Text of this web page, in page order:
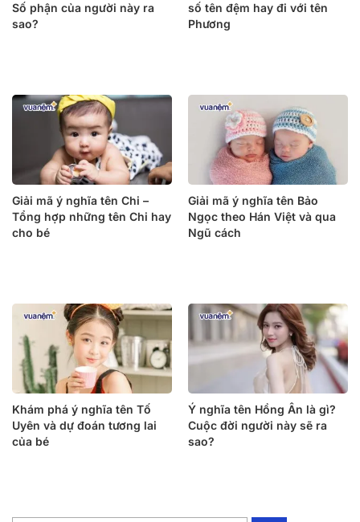
Số phận của người này ra
sao?
số tên đệm hay đi với tên
Phương
Giải mã ý nghĩa tên Chi –
Tổng hợp những tên Chi hay
cho bé
Giải mã ý nghĩa tên Bảo
Ngọc theo Hán Việt và qua
Ngũ cách
Khám phá ý nghĩa tên Tố
Uyên và dự đoán tương lai
của bé
Ý nghĩa tên Hồng Ân là gì?
Cuộc đời người này sẽ ra
sao?